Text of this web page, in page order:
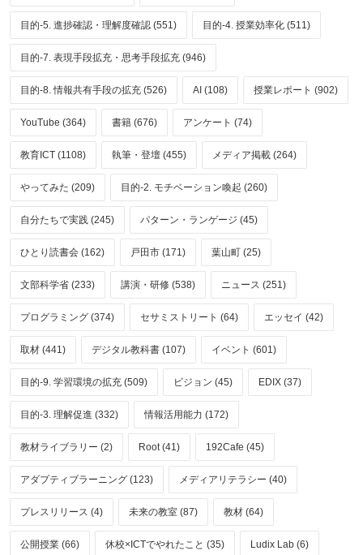
目的-5. 進捗確認・理解度確認 (551) 目的-4. 授業効率化 (511)
目的-7. 表現手段拡充・思考手段拡充 (946)
目的-8. 情報共有手段の拡充 (526) AI (108) 授業レポート (902)
YouTube (364) 書籍 (676) アンケート (74)
教育ICT (1108) 執筆・登壇 (455) メディア掲載 (264)
やってみた (209) 目的-2. モチベーション喚起 (260)
自分たちで実践 (245) パターン・ランゲージ (45)
ひとり読書会 (162) 戸田市 (171) 葉山町 (25)
文部科学省 (233) 講演・研修 (538) ニュース (251)
プログラミング (374) セサミストリート (64) エッセイ (42)
取材 (441) デジタル教科書 (107) イベント (601)
目的-9. 学習環境の拡充 (509) ビジョン (45) EDIX (37)
目的-3. 理解促進 (332) 情報活用能力 (172)
教材ライブラリー (2) Root (41) 192Cafe (45)
アダプティブラーニング (123) メディアリテラシー (40)
プレスリリース (4) 未来の教室 (87) 教材 (64)
公開授業 (66) 休校×ICTでやれたこと (35) Ludix Lab (6)